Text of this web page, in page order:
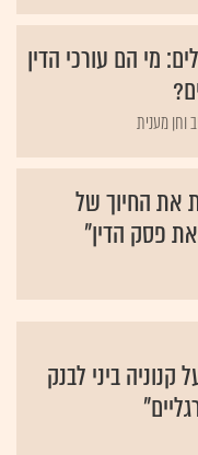
מי הם עורכי הדין
וחן מענית
את החיוך של
פסק הדין"
ביני לבנק